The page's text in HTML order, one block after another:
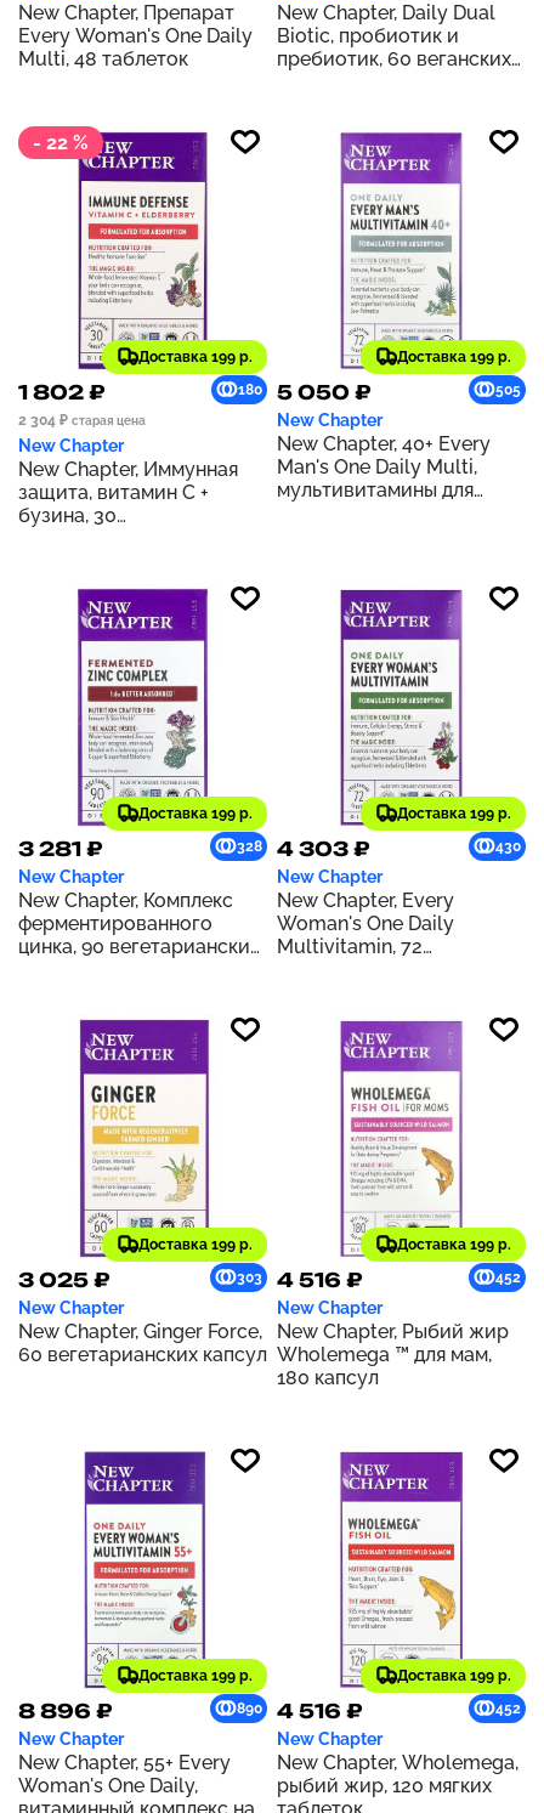
New Chapter, Препарат
Every Woman's One Daily
Multi, 48 таблеток
New Chapter, Daily Dual
Biotic, пробиотик и
пребиотик, 60 веганских
- 22 %
Доставка 199 р.
1 802 ₽
180
2 304 ₽ старая цена
New Chapter
New Chapter, Иммунная
защита, витамин C +
бузина, 30
Доставка 199 р.
5 050 ₽ 505
New Chapter
New Chapter, 40+ Every
Man's One Daily Multi,
мультивитамины для
Доставка 199 р.
3 281 ₽ 328
New Chapter
New Chapter, Комплекс
ферментированного
цинка, 90 вегетарианских
Доставка 199 р.
4 303 ₽ 430
New Chapter
New Chapter, Every
Woman's One Daily
Multivitamin, 72
Доставка 199 р.
3 025 ₽ 303
New Chapter
New Chapter, Ginger Force,
60 вегетарианских капсул
Доставка 199 р.
4 516 ₽ 452
New Chapter
New Chapter, Рыбий жир
Wholemega ™ для мам,
180 капсул
Доставка 199 р.
8 896 ₽ 890
New Chapter
New Chapter, 55+ Every
Woman's One Daily,
Доставка 199 р.
4 516 ₽ 452
New Chapter
New Chapter, Wholemega,
рыбий жир, 120 мягких